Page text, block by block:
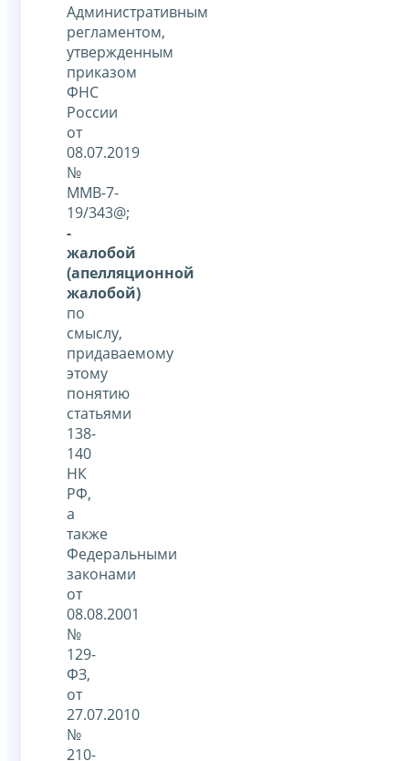
Административным
регламентом,
утвержденным
приказом
ФНС
России
от
08.07.2019
№
ММВ-7-
19/343@;
-
жалобой
(апелляционной
жалобой)
по
смыслу,
придаваемому
этому
понятию
статьями
138-
140
НК
РФ,
а
также
Федеральными
законами
от
08.08.2001
№
129-
ФЗ,
от
27.07.2010
№
210-